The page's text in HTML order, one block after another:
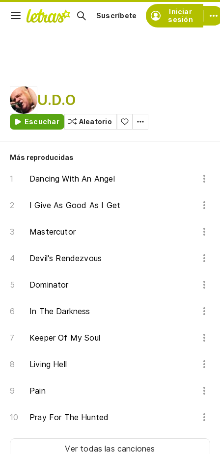
Iniciar
sesión
Suscríbete
U.D.O
Escuchar Aleatorio
Más reproducidas
Dancing With An Angel
I Give As Good As I Get
Mastercutor
Devil's Rendezvous
Dominator
In The Darkness
Keeper Of My Soul
Living Hell
Pain
Pray For The Hunted
Ver todas las canciones